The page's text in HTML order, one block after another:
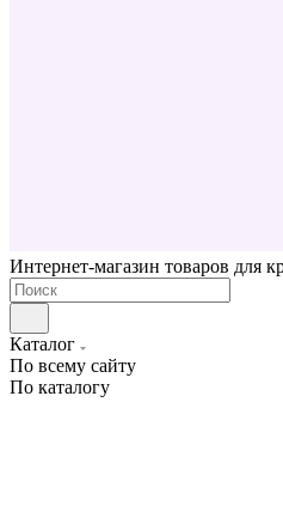
Интернет-магазин товаров для
Каталог
По всему сайту
По каталогу